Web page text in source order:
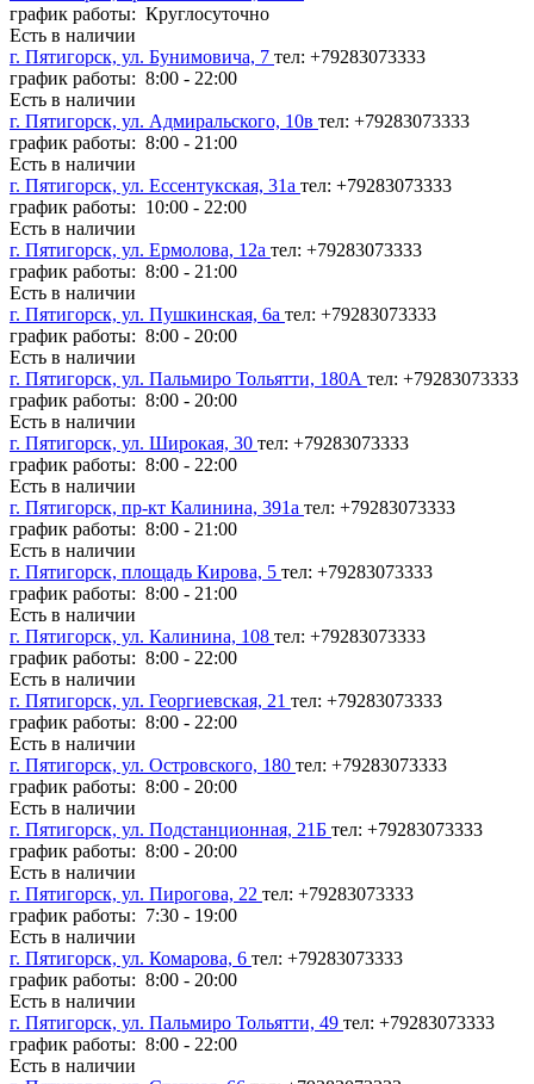
график работы: Круглосуточно
Есть в наличии
г. Пятигорск, ул. Бунимовича, 7 тел: +79283073333
график работы: 8:00 - 22:00
Есть в наличии
г. Пятигорск, ул. Адмиральского, 10в тел: +79283073333
график работы: 8:00 - 21:00
Есть в наличии
г. Пятигорск, ул. Ессентукская, 31а тел: +79283073333
график работы: 10:00 - 22:00
Есть в наличии
г. Пятигорск, ул. Ермолова, 12а тел: +79283073333
график работы: 8:00 - 21:00
Есть в наличии
г. Пятигорск, ул. Пушкинская, 6а тел: +79283073333
график работы: 8:00 - 20:00
Есть в наличии
г. Пятигорск, ул. Пальмиро Тольятти, 180А тел: +79283073333
график работы: 8:00 - 20:00
Есть в наличии
г. Пятигорск, ул. Широкая, 30 тел: +79283073333
график работы: 8:00 - 22:00
Есть в наличии
г. Пятигорск, пр-кт Калинина, 391а тел: +79283073333
график работы: 8:00 - 21:00
Есть в наличии
г. Пятигорск, площадь Кирова, 5 тел: +79283073333
график работы: 8:00 - 21:00
Есть в наличии
г. Пятигорск, ул. Калинина, 108 тел: +79283073333
график работы: 8:00 - 22:00
Есть в наличии
г. Пятигорск, ул. Георгиевская, 21 тел: +79283073333
график работы: 8:00 - 22:00
Есть в наличии
г. Пятигорск, ул. Островского, 180 тел: +79283073333
график работы: 8:00 - 20:00
Есть в наличии
г. Пятигорск, ул. Подстанционная, 21Б тел: +79283073333
график работы: 8:00 - 20:00
Есть в наличии
г. Пятигорск, ул. Пирогова, 22 тел: +79283073333
график работы: 7:30 - 19:00
Есть в наличии
г. Пятигорск, ул. Комарова, 6 тел: +79283073333
график работы: 8:00 - 20:00
Есть в наличии
г. Пятигорск, ул. Пальмиро Тольятти, 49 тел: +79283073333
график работы: 8:00 - 22:00
Есть в наличии